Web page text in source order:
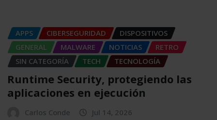
APPS CIBERSEGURIDAD
DISPOSITIVOS
GENERAL
MALWARE NOTICIAS
RETRO
SIN CATEGORÍA
TECH TECNOLOGÍA
Runtime Security, protegiendo las
aplicaciones en ejecución
Carlos Conde Jul 14, 2026